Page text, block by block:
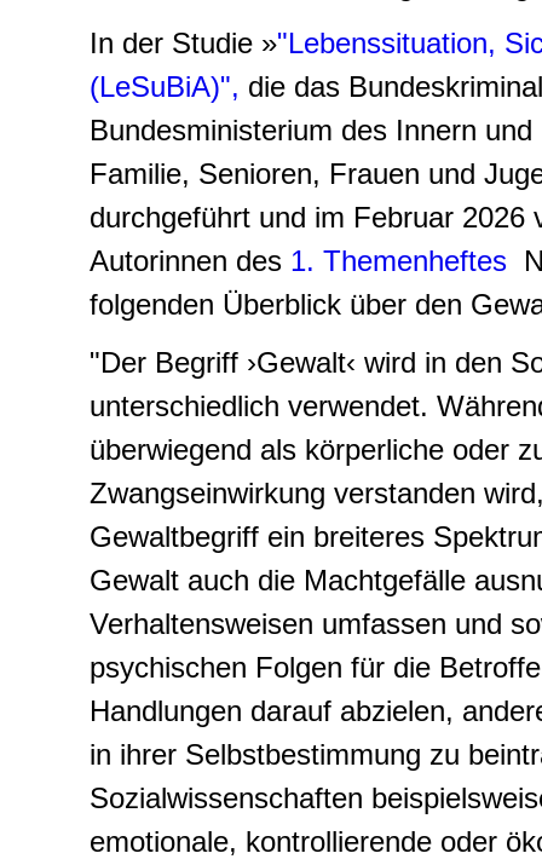
In der Studie »"Lebenssituation,
(LeSuBiA)", die das
Bundesministerium des Innern
Familie, Senioren, Frauen und
durchgeführt und im Februar 2026
Autorinnen des 1. Themenheftes
folgenden Überblick über den
"Der Begriff ›Gewalt‹ wird in den
unterschiedlich verwendet.
überwiegend als körperliche oder
Zwangseinwirkung verstanden
Gewaltbegriff ein breiteres
Gewalt auch die Machtgefälle
Verhaltensweisen umfassen und
psychischen Folgen für die
Handlungen darauf abzielen,
in ihrer Selbstbestimmung zu
Sozialwissenschaften
emotionale, kontrollierende oder